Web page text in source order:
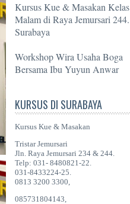
Kursus Kue & Masakan Kelas
Malam di Raya Jemursari 244.
Surabaya
Workshop Wira Usaha Boga
Bersama Ibu Yuyun Anwar
KURSUS DI SURABAYA
Kursus Kue & Masakan
Tristar Jemursari
Jln. Raya Jemursari 234 & 244.
Telp: 031- 8480821-22.
031-8433224-25.
0813 3200 3300,
085731804143,